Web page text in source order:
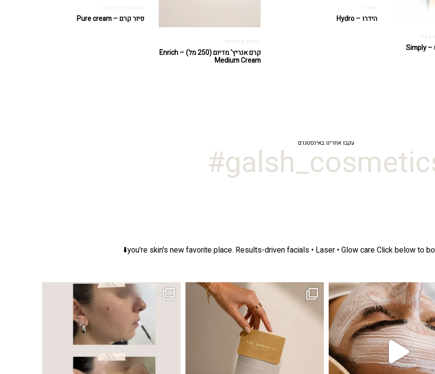
צעיר
סימפלי פיור לעור יבש – Simply
אקנה
הידרו – Hydro
גדלים מיוחדים
קרם אנריץ' מדיום (250 מל) – Enrich
Medium Cream
עור בעייתי/אקנה
פיור קרם – Pure cream
עקבו אחרינו באינסטגרם
you're skin's new favorite place. Results-driven facials • Laser • Glow careClick below to
מועדון החברות שלנו סוף סוף נפתח. מהיום, אקנה הוא אחד המצבים הנפוצים ביותר בעור, אך לכל עור